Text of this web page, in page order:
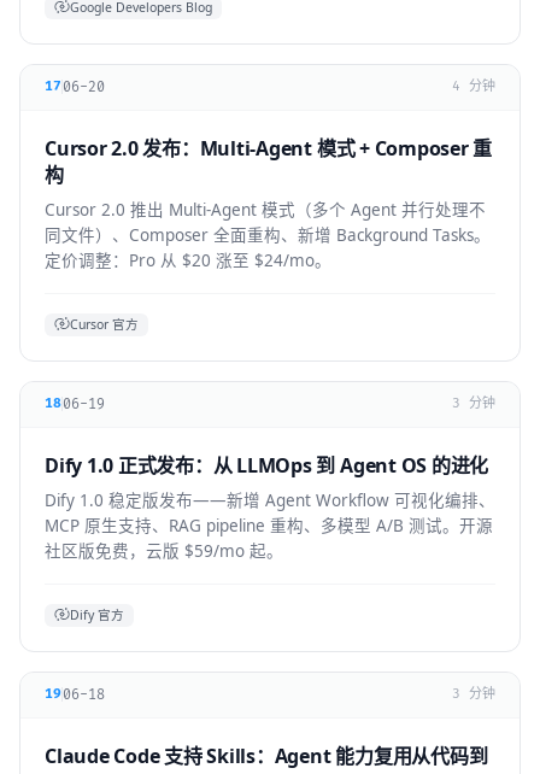
Google Developers Blog
17 06-20 4 分钟
Cursor 2.0 发布：Multi-Agent 模式 + Composer 重
构
Cursor 2.0 推出 Multi-Agent 模式（多个 Agent 并行处理不
同文件）、Composer 全面重构、新增 Background Tasks。
定价调整：Pro 从 $20 涨至 $24/mo。
Cursor 官方
1806-19 3 分钟
Dify 1.0 正式发布：从 LLMOps 到 Agent OS 的进化
Dify 1.0 稳定版发布——新增 Agent Workflow 可视化编排、
MCP 原生支持、RAG pipeline 重构、多模型 A/B 测试。开源
社区版免费，云版 $59/mo 起。
Dify 官方
1906-18 3 分钟
Claude Code 支持 Skills：Agent 能力复用从代码到